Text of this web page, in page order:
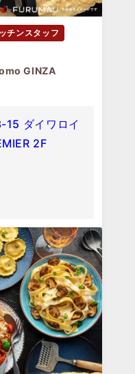
チンスタッフ
GINZA
15 ダイワロイ
2F